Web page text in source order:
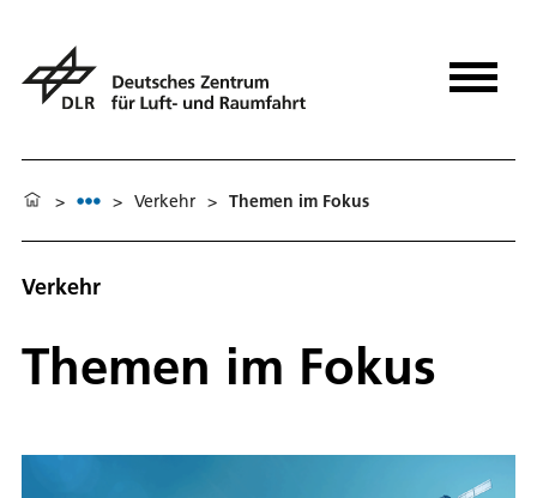
> > Verkehr > Themen im Fokus
Verkehr
Themen im Fokus